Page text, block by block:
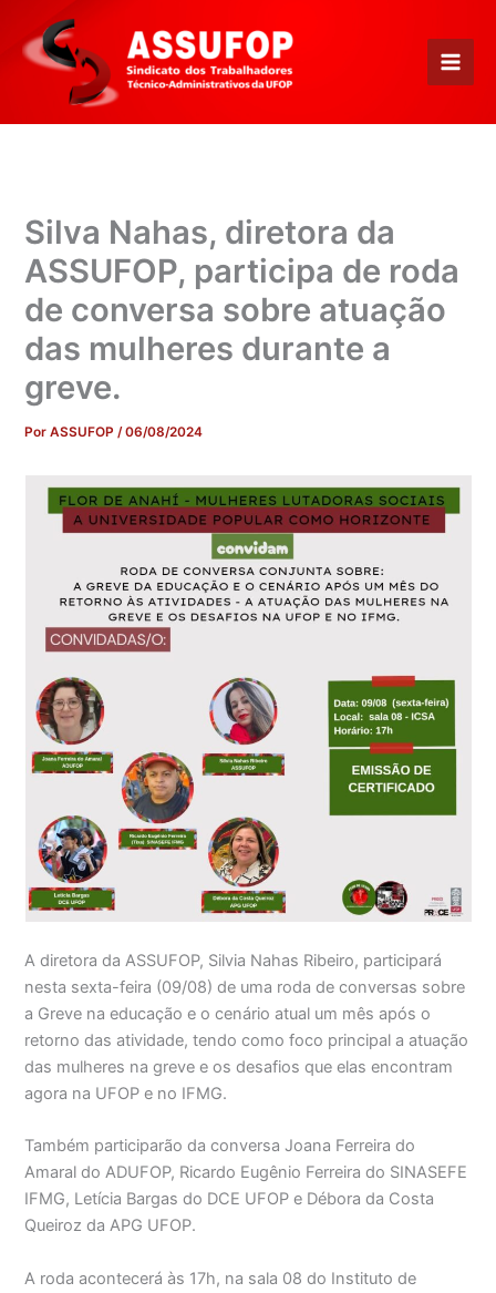
para
conteúdo
Silva Nahas, diretora da
ASSUFOP, participa de roda
de conversa sobre atuação
das mulheres durante a
greve.
PorASSUFOP/06/08/2024
A diretora da ASSUFOP, Silvia Nahas Ribeiro, participará
nesta sexta-feira (09/08) de uma roda de conversas sobre
a Greve na educação e o cenário atual um mês após o
retorno das atividade, tendo como foco principal a atuação
das mulheres na greve e os desafios que elas encontram
agora na UFOP e no IFMG.
Também participarão da conversa Joana Ferreira do
Amaral do ADUFOP, Ricardo Eugênio Ferreira do SINASEFE
IFMG, Letícia Bargas do DCE UFOP e Débora da Costa
Queiroz da APG UFOP.
A roda acontecerá às 17h, na sala 08 do Instituto de